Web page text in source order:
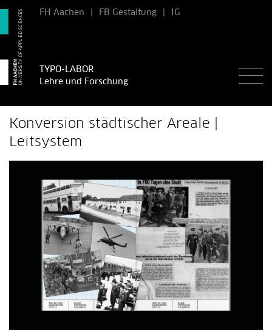
FH Aachen FB Gestaltung IG
TYPO-LABOR
Lehre und Forschung
Konversion städtischer Areale |
Leitsystem